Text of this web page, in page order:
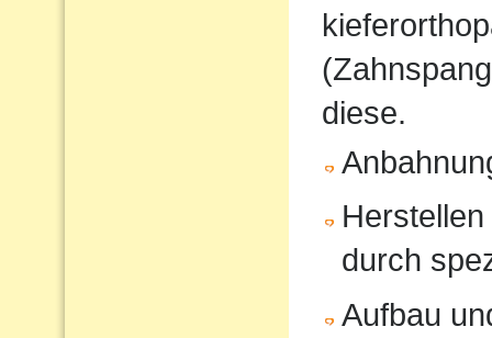
diese.
durch
Aufbau